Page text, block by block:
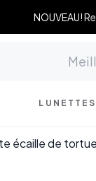
NOUVEAU!
LUNETTES
écaille de